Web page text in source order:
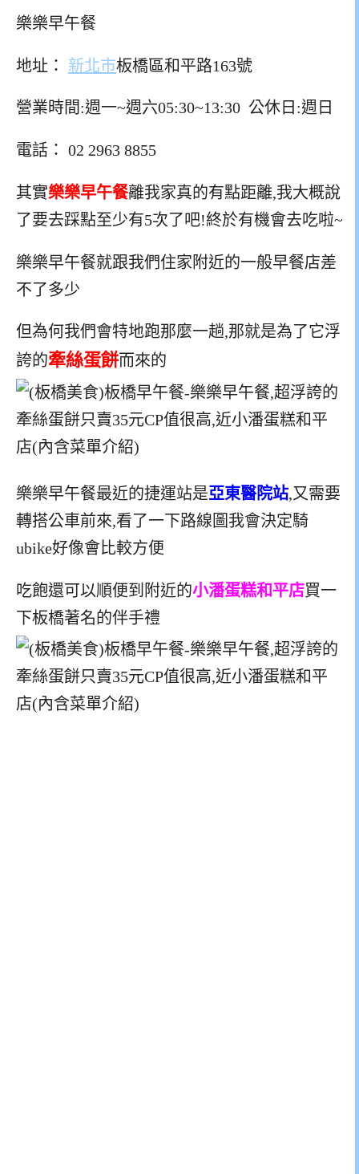
樂樂早午餐
地址： 新北市板橋區和平路163號
營業時間:週一~週六05:30~13:30 公休日:週日
電話： 02 2963 8855
其實樂樂早午餐離我家真的有點距離,我大概說
了要去踩點至少有5次了吧!終於有機會去吃啦~
樂樂早午餐就跟我們住家附近的一般早餐店差
不了多少
但為何我們會特地跑那麼一趟,那就是為了它浮
誇的牽絲蛋餅而來的
樂樂早午餐最近的捷運站是亞東醫院站,又需要
轉搭公車前來,看了一下路線圖我會決定騎
ubike好像會比較方便
吃飽還可以順便到附近的小潘蛋糕和平店買一
下板橋著名的伴手禮